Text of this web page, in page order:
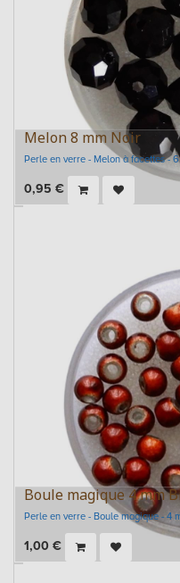
Melon 8 mm Noir
Perle en verre - Melon à facettes -
0,95 €
Boule magique 4 mm
Perle en verre - Boule magique - 4
1,00 €